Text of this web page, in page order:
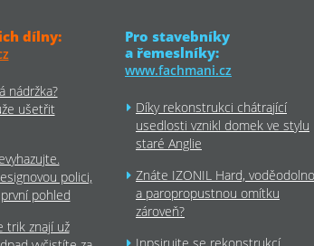
dílny:
nádržka?
ušetřit
polici,
pohled
trik znají už
Pro stavebníky
a řemeslníky:
www.fachmani.cz
Díky rekonstrukci chátrající
usedlosti vznikl domek ve stylu
staré Anglie
Znáte IZONIL Hard,
a paropropustnou omítku
zároveň?
Inpsirujte se rekonstrukcí